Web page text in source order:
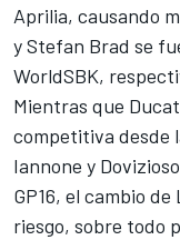
Aprilia, causando
y Stefan Brad se
WorldSBK,
Mientras que
competitiva desde
Iannone y
GP16, el cambio
riesgo, sobre todo